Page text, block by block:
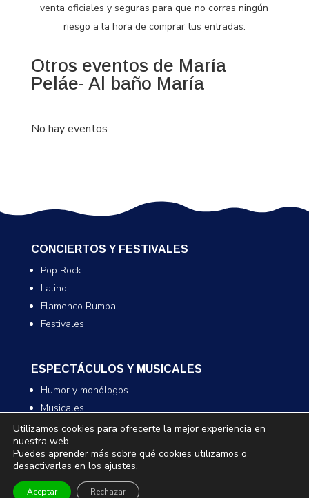
venta oficiales y seguras para que no corras ningún
riesgo a la hora de comprar tus entradas.
Otros eventos de María
Peláe- Al baño María
No hay eventos
CONCIERTOS Y FESTIVALES
Pop Rock
Latino
Flamenco Rumba
Festivales
ESPECTÁCULOS Y MUSICALES
Humor y monólogos
Musicales
Infantil y familiar
Magia
TEATRO Y DANZA
Utilizamos cookies para ofrecerte la mejor experiencia en
nuestra web.
Puedes aprender más sobre qué cookies utilizamos o
desactivarlas en los ajustes.
Aceptar Rechazar